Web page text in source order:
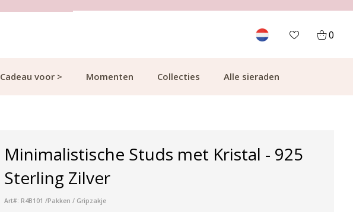
0
Cadeau voor > Momenten Collecties Alle sieraden
Minimalistische Studs met Kristal - 925
Sterling Zilver
Art#: R4B101 /Pakken / Gripzakje